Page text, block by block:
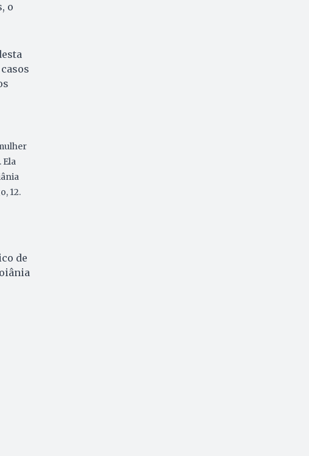
o
Ela
12.
de